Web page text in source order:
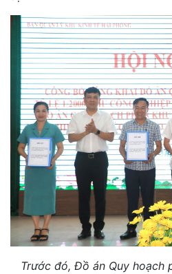
Trước đó, Đồ án Quy hoạch